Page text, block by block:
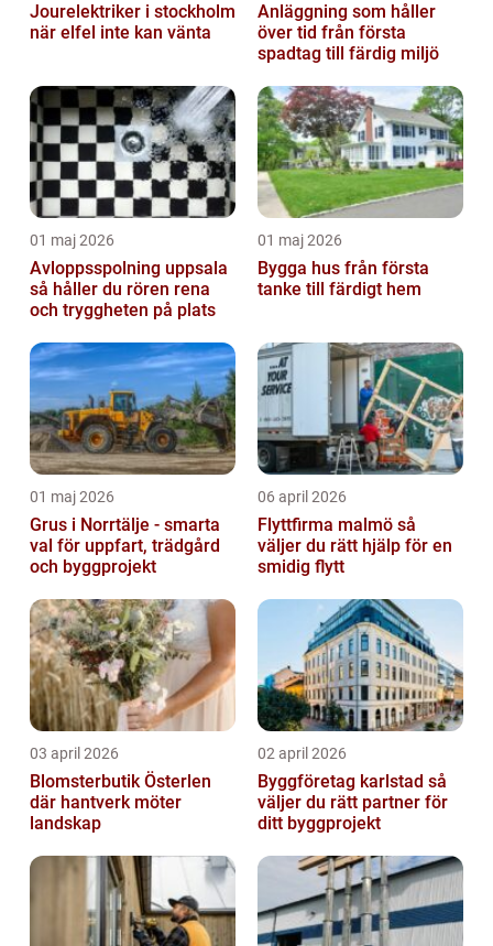
Jourelektriker i stockholm
när elfel inte kan vänta
Anläggning som håller
över tid från första
spadtag till färdig miljö
01 maj 2026
Avloppsspolning uppsala
så håller du rören rena
och tryggheten på plats
01 maj 2026
Bygga hus från första
tanke till färdigt hem
01 maj 2026
Grus i Norrtälje - smarta
val för uppfart, trädgård
och byggprojekt
06 april 2026
Flyttfirma malmö så
väljer du rätt hjälp för en
smidig flytt
03 april 2026
Blomsterbutik Österlen
där hantverk möter
landskap
02 april 2026
Byggföretag karlstad så
väljer du rätt partner för
ditt byggprojekt